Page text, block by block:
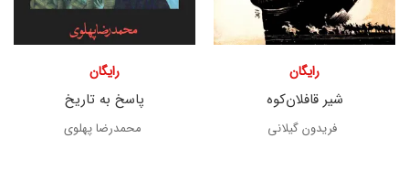
شیر قافلان‌کوه
رایگان
فریدون گیلانی
پاسخ به تاریخ
رایگان
محمدرضا پهلوی